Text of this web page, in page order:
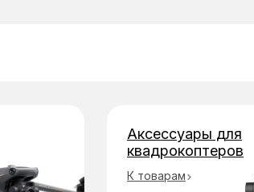
К товарам
Аксессуары для
квадрокоптеров